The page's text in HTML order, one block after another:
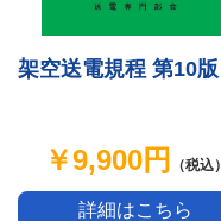
架空送電規程 第10版
￥9,900円 （税込）
詳細はこちら